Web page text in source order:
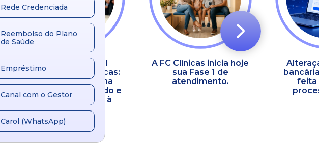
Rede Credenciada
Reembolso do Plano
de Saúde
Empréstimo
Canal com o Gestor
Carol (WhatsApp)
Fundação Copel
inaugura a FC Clínicas:
Um novo marco na
evolução do cuidado e
atenção integral à
saúde
A FC Clínicas inicia hoje
sua Fase 1 de
atendimento.
feita